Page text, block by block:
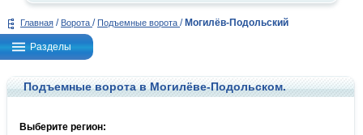
Главная / Ворота / Подъемные ворота / Могилёв-Подольский
Разделы
Подъемные ворота в Могилёве-Подольском.
Выберите регион: